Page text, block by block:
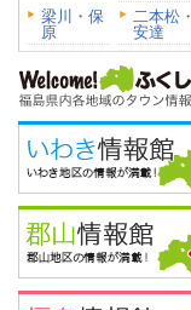
梁川・保
原
二本松・
安達